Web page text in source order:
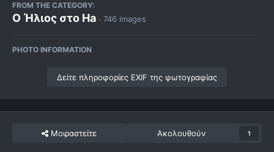
FROM THE CATEGORY:
Ο Ήλιος στο Ha · 746 images
PHOTO INFORMATION
Δείτε πληροφορίες EXIF της φωτογραφίας
Μοιραστείτε Ακολουθούν 1